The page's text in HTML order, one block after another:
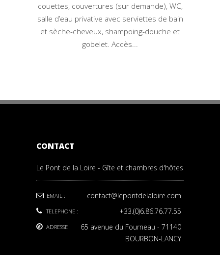
couettes, couvertures (sur demande), WC,
salle d’eau privative avec serviettes de bain
et sèche-cheveux, shampoing-douche et
gobelet. Accès...
CONTACT
Le Pont de la Loire - Gîte et chambres d'hôtes
EMAIL : contact@lepontdelaloire.com
TELEPHONE : +33.(0)6.86.76.77.55
ADRESSE
65 avenue du Fourneau - 71140
BOURBON-LANCY